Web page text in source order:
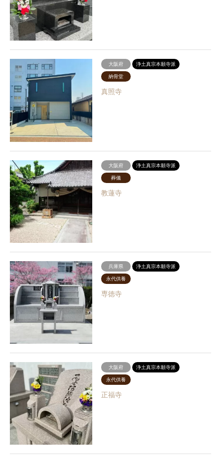
大阪府 浄土真宗本願寺派
納骨堂
真照寺
大阪府 浄土真宗本願寺派
葬儀
教蓮寺
兵庫県 浄土真宗本願寺派
永代供養
専徳寺
大阪府 浄土真宗本願寺派
永代供養
正福寺